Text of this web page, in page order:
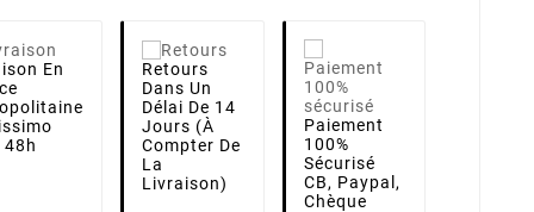
En
48h
Retours
Dans Un
Délai De 14
Jours (à
Compter De
La
Livraison)
Paiement
100%
Sécurisé
CB, Paypal,
Chèque